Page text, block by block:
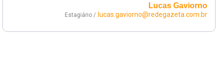
Lucas Gaviorno
Estagiário / lucas.gaviorno@redegazeta.com.br